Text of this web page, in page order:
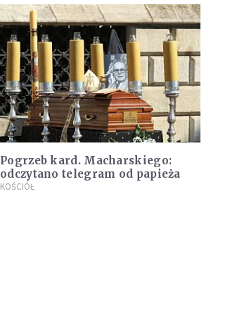
Pogrzeb kard. Macharskiego:
odczytano telegram od papieża
KOŚCIÓŁ